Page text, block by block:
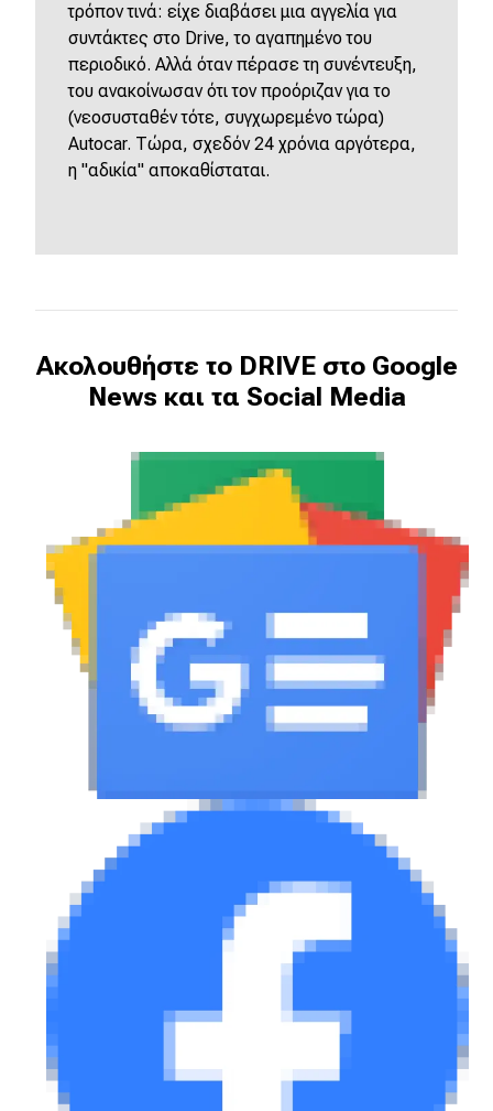
τρόπον τινά: είχε διαβάσει μια αγγελία για
συντάκτες στο Drive, το αγαπημένο του
περιοδικό. Αλλά όταν πέρασε τη συνέντευξη,
του ανακοίνωσαν ότι τον προόριζαν για το
(νεοσυσταθέν τότε, συγχωρεμένο τώρα)
Autocar. Τώρα, σχεδόν 24 χρόνια αργότερα,
η "αδικία" αποκαθίσταται.
Ακολουθήστε το DRIVE στο Google
News και τα Social Media